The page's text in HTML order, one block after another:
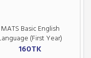
MATS Basic English
(First Year)
160TK